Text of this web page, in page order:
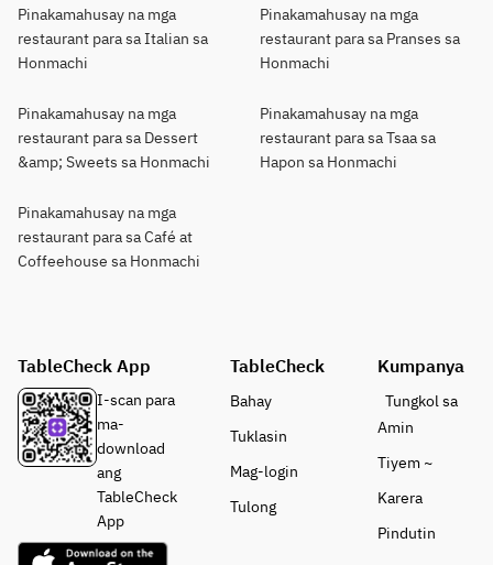
Pinakamahusay na mga
restaurant para sa Italian sa
Honmachi
Pinakamahusay na mga
restaurant para sa Pranses sa
Honmachi
Pinakamahusay na mga
restaurant para sa Dessert
&amp; Sweets sa Honmachi
Pinakamahusay na mga
restaurant para sa Tsaa sa
Hapon sa Honmachi
Pinakamahusay na mga
restaurant para sa Café at
Coffeehouse sa Honmachi
TableCheck App
I-scan para
ma-
download
ang
TableCheck
App
TableCheck
Bahay
Tuklasin
Mag-login
Tulong
Kumpanya
Tungkol sa
Amin
Tiyem ~
Karera
Pindutin